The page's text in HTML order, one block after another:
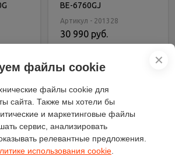
BE-6760GJ
Артикул - 201328
30 990 руб.
✕
файлы cookie
файлы cookie для
сайта. Также мы хотели бы
и маркетинговые файлы
сервис, анализировать
релевантные предложения.
использования cookie